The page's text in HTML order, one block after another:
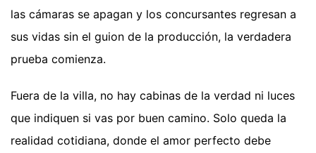
las cámaras se apagan y los concursantes regresan a
sus vidas sin el guion de la producción, la verdadera
prueba comienza.
Fuera de la villa, no hay cabinas de la verdad ni luces
que indiquen si vas por buen camino. Solo queda la
realidad cotidiana, donde el amor perfecto debe